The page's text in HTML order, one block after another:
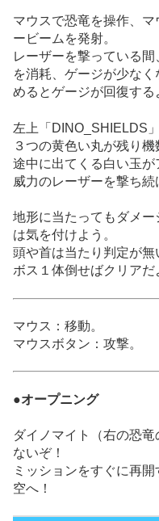
マウスで恐竜を操作、
ービームを発射。
レーザーを撃っている
を消耗、ゲージが少な
めるとゲージが回復する
左上「DINO_SHIELDS
３つの黄色い丸が残り機
途中に出てくる白い玉
威力のレーザーを撃ち続
地形に当たってもダメ
は気を付けよう。
頭や首は当たり判定が無
ボス１体倒せばクリアだ
マウス：移動。
マウスボタン：攻撃。
●オープニング
ダイノマイト（右の恐
ないぞ！
ミッションをすぐに再開
空へ！